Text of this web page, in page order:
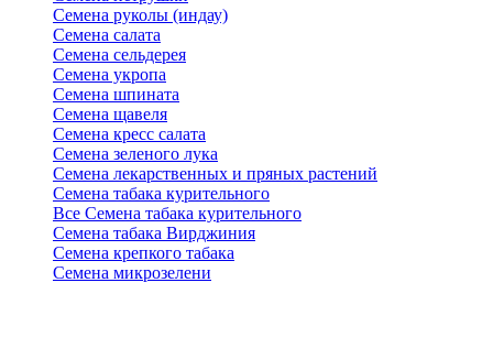
Семена руколы (индау)
Семена салата
Семена сельдерея
Семена укропа
Семена шпината
Семена щавеля
Семена кресс салата
Семена зеленого лука
Семена лекарственных и пряных растений
Семена табака курительного
Все Семена табака курительного
Семена табака Вирджиния
Семена крепкого табака
Семена микрозелени